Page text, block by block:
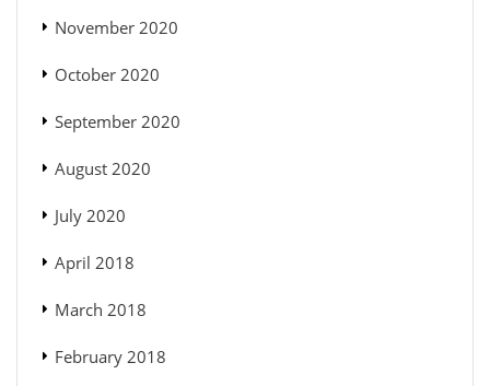
November 2020
October 2020
September 2020
August 2020
July 2020
April 2018
March 2018
February 2018